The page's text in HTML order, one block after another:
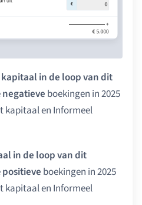
in de loop van dit
negatieve boekingen in 2025
kapitaal en Informeel
in de loop van dit
positieve boekingen in 2025
kapitaal en Informeel